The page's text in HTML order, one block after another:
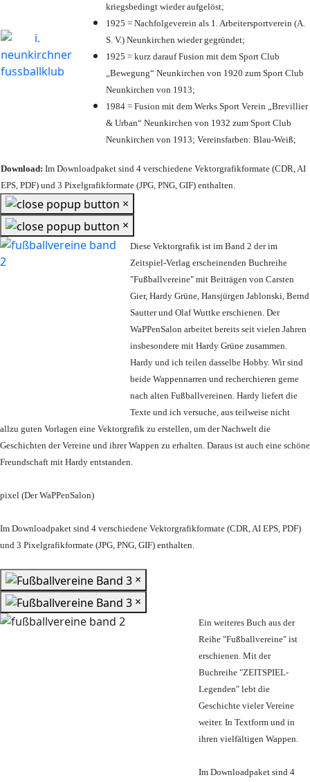
kriegsbedingt wieder aufgelöst;
1925 = Nachfolgeverein als 1. Arbeitersportverein (A.
S. V.) Neunkirchen wieder gegründet;
1925 = kurz darauf Fusion mit dem Sport Club
„Bewegung“ Neunkirchen von 1920 zum Sport Club
Neunkirchen von 1913;
1984 = Fusion mit dem Werks Sport Verein „Brevillier
& Urban“ Neunkirchen von 1932 zum Sport Club
Neunkirchen von 1913; Vereinsfarben: Blau-Weiß;
Download: Im Downloadpaket sind 4 verschiedene Vektorgrafikformate (CDR, AI
EPS, PDF) und 3 Pixelgrafikformate (JPG, PNG, GIF) enthalten.
×
×
Diese Vektorgrafik ist im Band 2 der im
Zeitspiel-Verlag erscheinenden Buchreihe
"Fußballvereine" mit Beiträgen von Carsten
Gier, Hardy Grüne, Hansjürgen Jablonski, Bernd
Sautter und Olaf Wuttke erschienen. Der
WaPPenSalon arbeitet bereits seit vielen Jahren
insbesondere mit Hardy Grüne zusammen.
Hardy und ich teilen dasselbe Hobby. Wir sind
beide Wappennarren und recherchieren gerne
nach alten Fußballvereinen. Hardy liefert die
Texte und ich versuche, aus teilweise nicht
allzu guten Vorlagen eine Vektorgrafik zu erstellen, um der Nachwelt die
Geschichten der Vereine und ihrer Wappen zu erhalten. Daraus ist auch eine schöne
Freundschaft mit Hardy entstanden.
pixel (Der WaPPenSalon)
Im Downloadpaket sind 4 verschiedene Vektorgrafikformate (CDR, AI EPS, PDF)
und 3 Pixelgrafikformate (JPG, PNG, GIF) enthalten.
×
×
Ein weiteres Buch aus der
Reihe "Fußballvereine" ist
erschienen. Mit der
Buchreihe "ZEITSPIEL-
Legenden" lebt die
Geschichte vieler Vereine
weiter. In Textform und in
ihren vielfältigen Wappen.
Im Downloadpaket sind 4